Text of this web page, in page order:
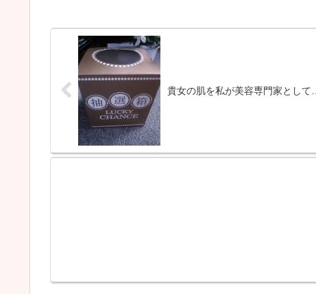
貴女の肌を私が美容専門家として…